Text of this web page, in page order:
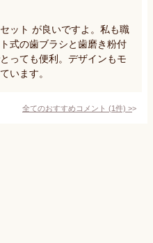
ット が良いですよ。私も職
式の歯ブラシと歯磨き粉付
っても便利。デザインもモ
います。
全てのおすすめコメント (1件) >